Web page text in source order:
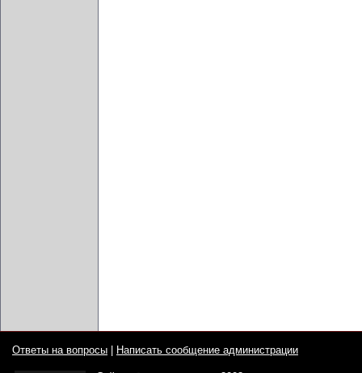
Ответы на вопросы Написать сообщение администрации